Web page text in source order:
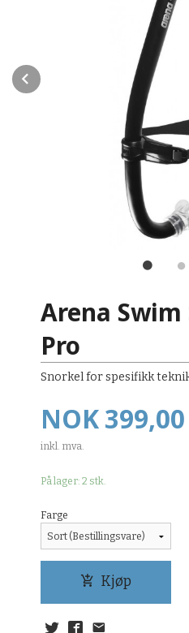
Prev
Arena Swim
Pro
Snorkel for spesifikk
Pris
NOK399,00
inkl. mva.
På lager: 2 stk.
Farge
Kjøp